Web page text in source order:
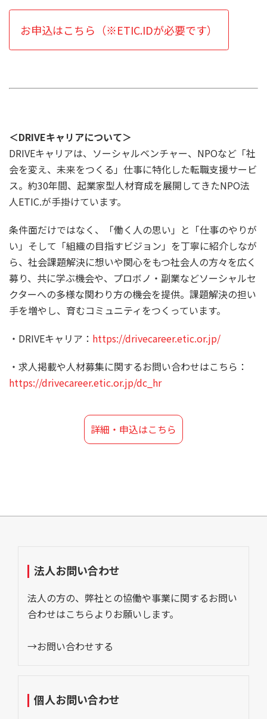
お申込はこちら（※ETIC.IDが必要です）
＜DRIVEキャリアについて＞
DRIVEキャリアは、ソーシャルベンチャー、NPOなど「社
会を変え、未来をつくる」仕事に特化した転職支援サービ
ス。約30年間、起業家型人材育成を展開してきたNPO法
人ETIC.が手掛けています。
条件面だけではなく、「働く人の思い」と「仕事のやりが
い」そして「組織の目指すビジョン」を丁寧に紹介しなが
ら、社会課題解決に想いや関心をもつ社会人の方々を広く
募り、共に学ぶ機会や、プロボノ・副業などソーシャルセ
クターへの多様な関わり方の機会を提供。課題解決の担い
手を増やし、育むコミュニティをつくっています。
・DRIVEキャリア： https://drivecareer.etic.or.jp/
・求人掲載や人材募集に関するお問い合わせはこちら：
https://drivecareer.etic.or.jp/dc_hr
詳細・申込はこちら
法人お問い合わせ
法人の方の、弊社との協働や事業に関するお問い
合わせはこちらよりお願いします。
→お問い合わせする
個人お問い合わせ